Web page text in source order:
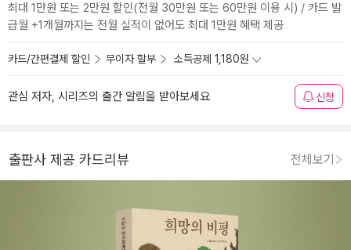
최대 1만원 또는 2만원 할인(전월 30만원 또는 60만원 이용 시) / 카드 발
급월 +1개월까지는 전월 실적이 없어도 최대 1만원 혜택 제공
카드/간편결제 할인 무이자 할부 소득공제 1,180원
관심 저자, 시리즈의 출간 알림을 받아보세요 신청
출판사 제공 카드리뷰 전체보기